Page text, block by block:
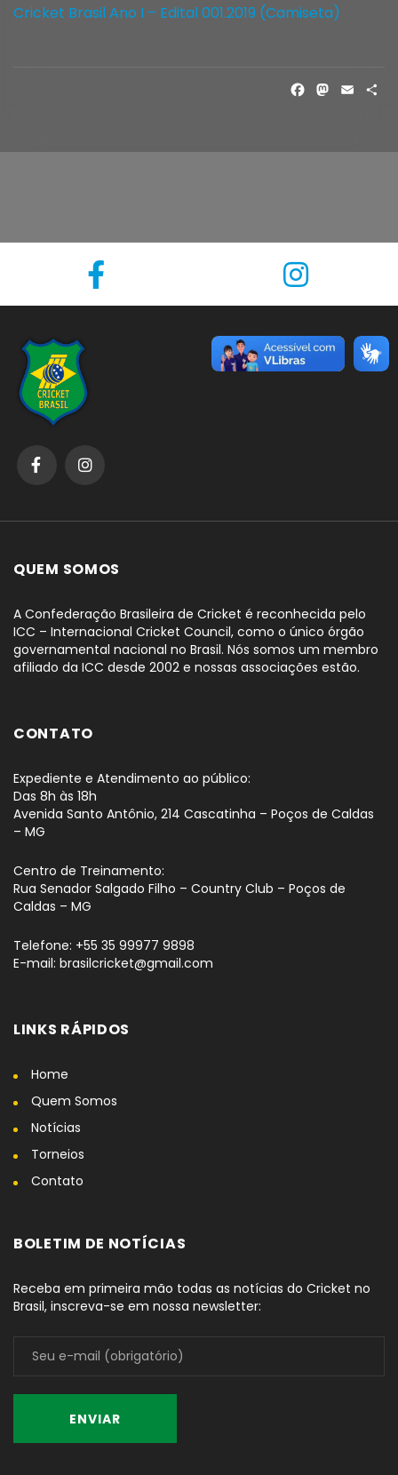
Cricket Brasil Ano I – Edital 001.2019 (Camiseta)
QUEM SOMOS
A Confederação Brasileira de Cricket é reconhecida pelo
ICC – Internacional Cricket Council, como o único órgão
governamental nacional no Brasil. Nós somos um membro
afiliado da ICC desde 2002 e nossas associações estão.
CONTATO
Expediente e Atendimento ao público:
Das 8h às 18h
Avenida Santo Antônio, 214 Cascatinha – Poços de Caldas
– MG
Centro de Treinamento:
Rua Senador Salgado Filho – Country Club – Poços de
Caldas – MG
Telefone: +55 35 99977 9898
E-mail: brasilcricket@gmail.com
LINKS RÁPIDOS
Home
Quem Somos
Notícias
Torneios
Contato
BOLETIM DE NOTÍCIAS
Receba em primeira mão todas as notícias do Cricket no
Brasil, inscreva-se em nossa newsletter: